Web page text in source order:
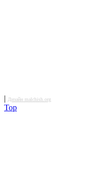
| Дизайн malchish.org
Top